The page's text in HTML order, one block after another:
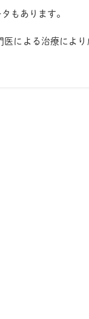
もあります。
による治療によ